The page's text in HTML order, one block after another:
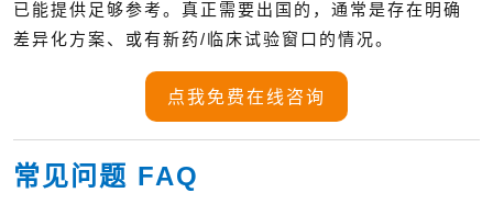
已能提供足够参考。真正需要出国的，通常是存在明确
差异化方案、或有新药/临床试验窗口的情况。
点我免费在线咨询
常见问题 FAQ